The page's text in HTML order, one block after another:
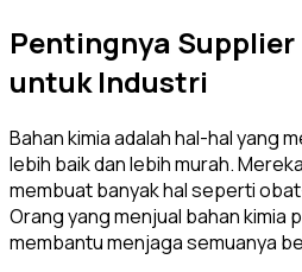
Pentingnya Supplier
untuk Industri
Bahan kimia adalah hal-hal yang
lebih baik dan lebih murah.
membuat banyak hal seperti
Orang yang menjual bahan kimia
membantu menjaga semuanya